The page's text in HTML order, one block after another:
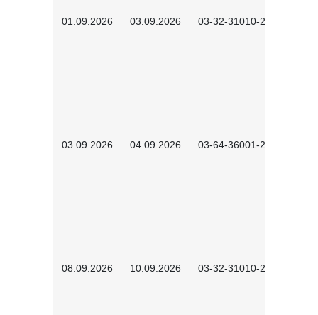
01.09.2026 03.09.2026 03-32-31010-2603
03.09.2026 04.09.2026 03-64-36001-2602
08.09.2026 10.09.2026 03-32-31010-2606